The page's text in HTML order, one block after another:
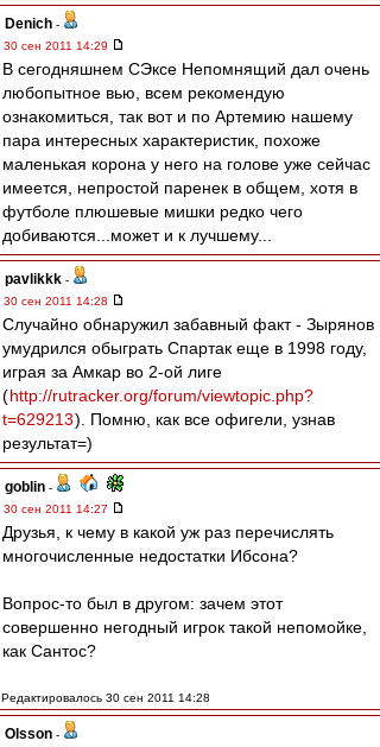
Denich -
30 сен 2011 14:29
В сегодняшнем СЭксе Непомнящий дал очень
любопытное вью, всем рекомендую
ознакомиться, так вот и по Артемию нашему
пара интересных характеристик, похоже
маленькая корона у него на голове уже сейчас
имеется, непростой паренек в общем, хотя в
футболе плюшевые мишки редко чего
добиваются...может и к лучшему...
pavlikkk -
30 сен 2011 14:28
Случайно обнаружил забавный факт - Зырянов
умудрился обыграть Спартак еще в 1998 году,
играя за Амкар во 2-ой лиге
(http://rutracker.org/forum/viewtopic.php?
t=629213). Помню, как все офигели, узнав
результат=)
goblin -
30 сен 2011 14:27
Друзья, к чему в какой уж раз перечислять
многочисленные недостатки Ибсона?
Вопрос-то был в другом: зачем этот
совершенно негодный игрок такой непомойке,
как Сантос?
Редактировалось 30 сен 2011 14:28
Olsson -